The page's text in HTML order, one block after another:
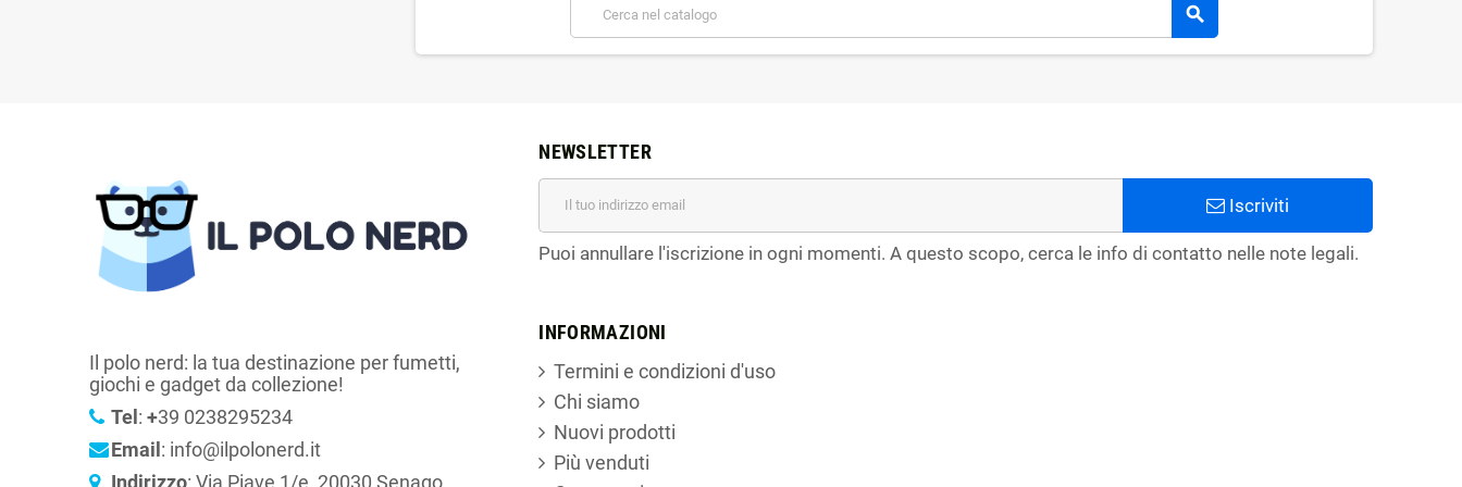
search
Il polo nerd: la tua destinazione per fumetti,
giochi e gadget da collezione!
Tel: +39 0238295234
Email: info@ilpolonerd.it
Indirizzo: Via Piave 1/e, 20030 Senago
NEWSLETTER
Iscriviti
Puoi annullare l'iscrizione in ogni momenti. A questo scopo, cerca le info di contatto nelle note legali.
INFORMAZIONI
Termini e condizioni d'uso
Chi siamo
Nuovi prodotti
Più venduti